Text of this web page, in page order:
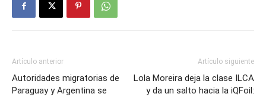
Artículo anterior
Autoridades migratorias de
Paraguay y Argentina se
Artículo siguiente
Lola Moreira deja la clase ILCA
y da un salto hacia la iQFoil: